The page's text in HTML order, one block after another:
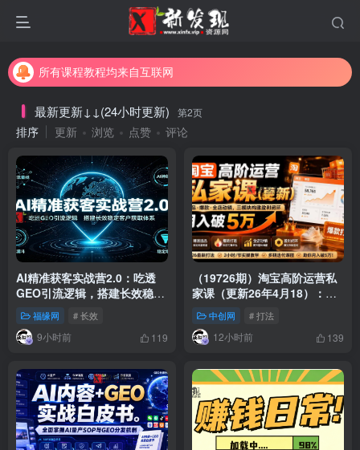
所有课程教程均来自互联网
所有课程教程均来自互联网
最新更新↓↓(24小时更新) 第2页
排序 更新 浏览 点赞 评论
AI精准获客实战营2.0：吃透
GEO引流逻辑，搭建长效稳定
福缘网 # 长效
9小时前 119
（19726期）淘宝高阶运营私
家课（更新26年4月18）：选
品、爆款、全店动销，三模块
构建盈利闭环，月入破5万
中创网 # 打法
12小时前 139